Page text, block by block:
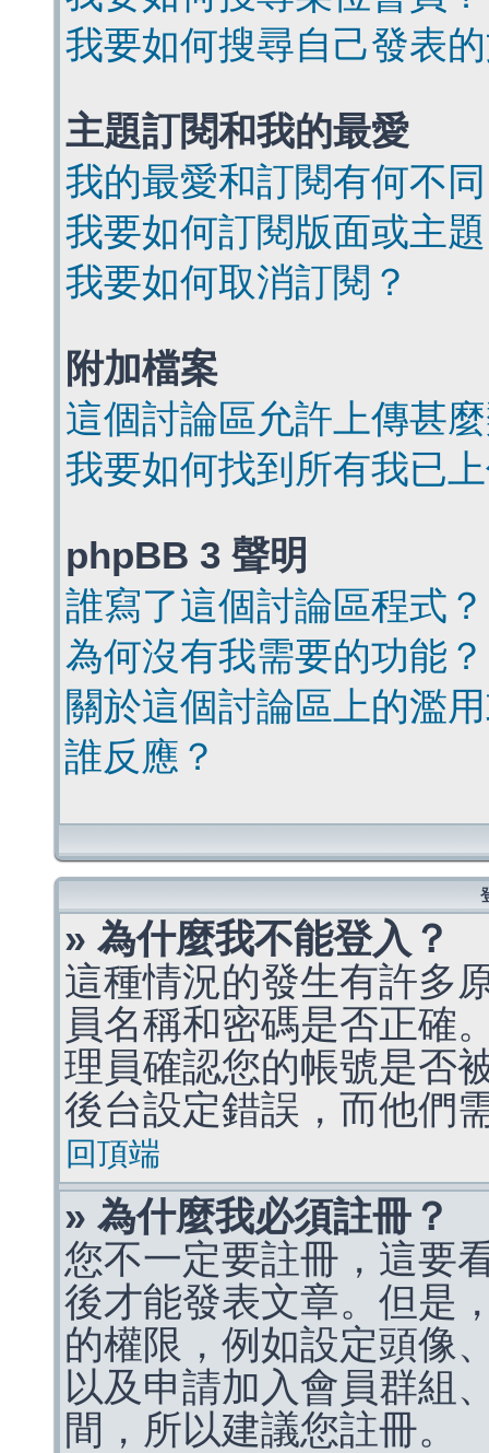
我要如何搜尋自己發表
主題訂閱和我的最愛
我的最愛和訂閱有何不
我要如何訂閱版面或主
我要如何取消訂閱？
附加檔案
這個討論區允許上傳甚
我要如何找到所有我已
phpBB 3 聲明
誰寫了這個討論區程式？
為何沒有我需要的功能？
關於這個討論區上的濫
誰反應？
» 為什麼我不能登入？
這種情況的發生有許多
員名稱和密碼是否正確
理員確認您的帳號是否
後台設定錯誤，而他們
回頂端
» 為什麼我必須註冊？
您不一定要註冊，這要
後才能發表文章。但是
的權限，例如設定頭像
以及申請加入會員群組
間，所以建議您註冊。